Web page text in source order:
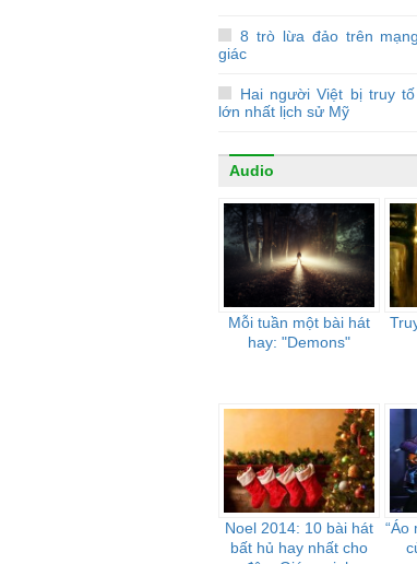
8 trò lừa đảo trên
giác
Hai người Việt bị truy
lớn nhất lịch sử Mỹ
Audio
Mỗi tuần một bài hát
hay: "Demons"
Noel 2014: 10 bài hát
bất hủ hay nhất cho
“Áo